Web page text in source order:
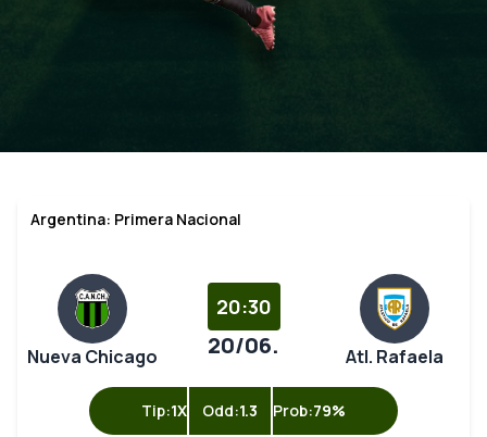
Argentina: Primera Nacional
Nueva Chicago
20:30
20/06. Atl. Rafaela
Tip:1X Odd:1.3 Prob:79%